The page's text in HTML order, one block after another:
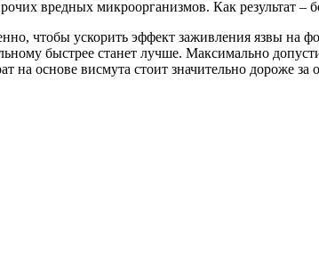
вредных микроорганизмов. Как результат –
чтобы ускорить эффект заживления язвы на
быстрее станет лучше. Максимально
на основе висмута стоит значительно дороже за